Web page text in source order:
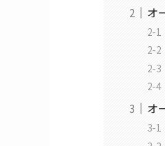
オ
オ